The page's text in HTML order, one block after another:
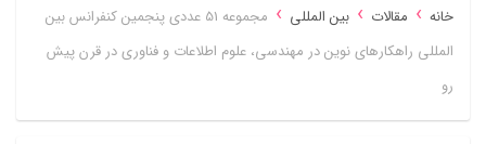
خانه › مقالات › بین المللی ›
مجموعه 51 عددی پنجمین کنفرانس بین
المللی راهکارهای نوین در مهندسی، علوم اطلاعات و فناوری در قرن پیش
رو